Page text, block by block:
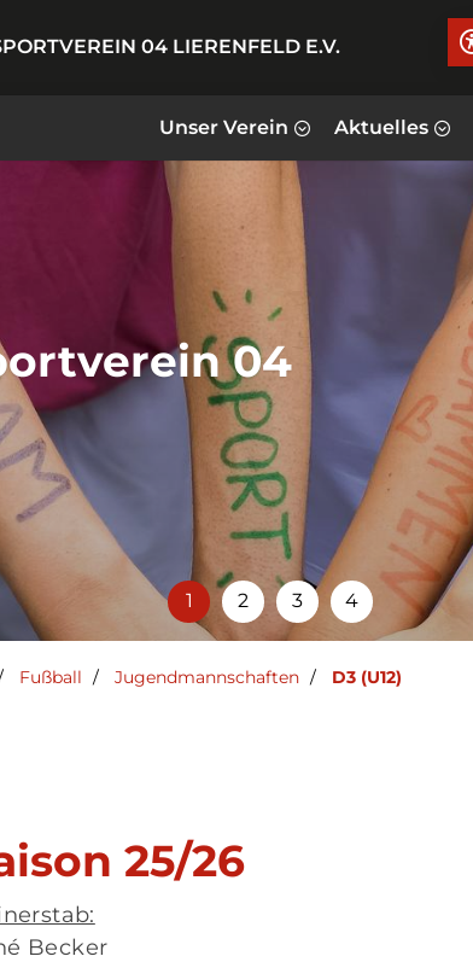
04 LIERENFELD E.V.
Unser Verein Aktuelles
04
Fußball Jugendmannschaften D3 (U12)
25/26
Becker